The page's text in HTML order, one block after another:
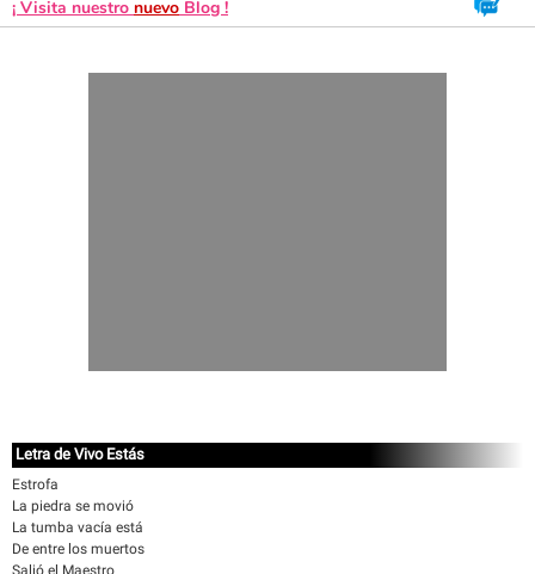
¡ Visita nuestro nuevo Blog !
Letra de Vivo Estás
Estrofa
La piedra se movió
La tumba vacía está
De entre los muertos
Salió el Maestro